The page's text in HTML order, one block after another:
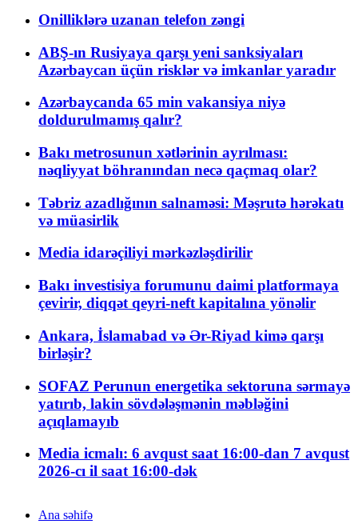
Onilliklərə uzanan telefon zəngi
ABŞ-ın Rusiyaya qarşı yeni sanksiyaları
Azərbaycan üçün risklər və imkanlar yaradır
Azərbaycanda 65 min vakansiya niyə
doldurulmamış qalır?
Bakı metrosunun xətlərinin ayrılması:
nəqliyyat böhranından necə qaçmaq olar?
Təbriz azadlığının salnaməsi: Məşrutə hərəkatı
və müasirlik
Media idarəçiliyi mərkəzləşdirilir
Bakı investisiya forumunu daimi platformaya
çevirir, diqqət qeyri-neft kapitalına yönəlir
Ankara, İslamabad və Ər-Riyad kimə qarşı
birləşir?
SOFAZ Perunun energetika sektoruna sərmayə
yatırıb, lakin sövdələşmənin məbləğini
açıqlamayıb
Media icmalı: 6 avqust saat 16:00-dan 7 avqust
2026-cı il saat 16:00-dək
Ana səhifə